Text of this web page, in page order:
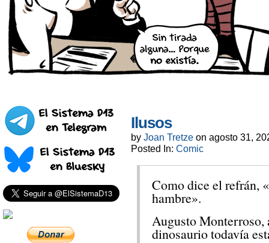
Ilusos
by Joan Tretze on agosto 31,
Posted In: Comic
Como dice el refrán,
hambre».
Augusto Monterroso,
dinosaurio todavía